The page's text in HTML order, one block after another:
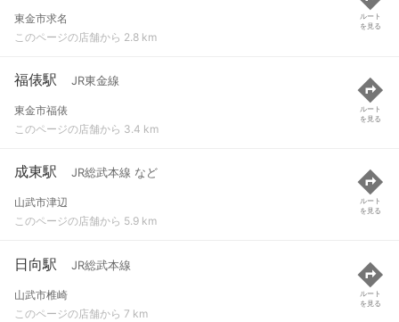
東金市求名
このページの店舗から 2.8 km
ルート
を見る
福俵駅 JR東金線
東金市福俵
このページの店舗から 3.4 km
ルート
を見る
成東駅 JR総武本線 など
山武市津辺
このページの店舗から 5.9 km
ルート
を見る
日向駅 JR総武本線
山武市椎崎
このページの店舗から 7 km
ルート
を見る